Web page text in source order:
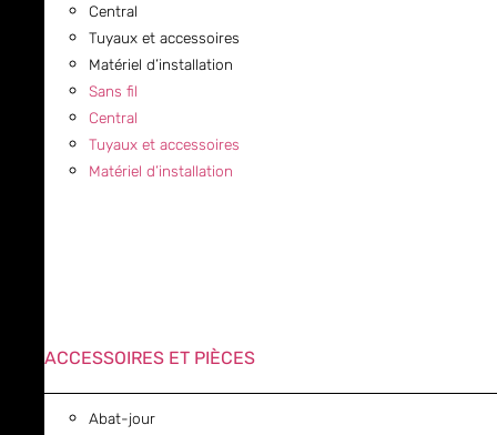
Central
Tuyaux et accessoires
Matériel d’installation
Sans fil
Central
Tuyaux et accessoires
Matériel d’installation
ACCESSOIRES ET PIÈCES
Abat-jour